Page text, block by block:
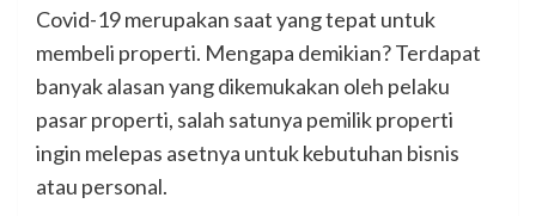
Covid-19 merupakan saat yang tepat untuk
membeli properti. Mengapa demikian? Terdapat
banyak alasan yang dikemukakan oleh pelaku
pasar properti, salah satunya pemilik properti
ingin melepas asetnya untuk kebutuhan bisnis
atau personal.